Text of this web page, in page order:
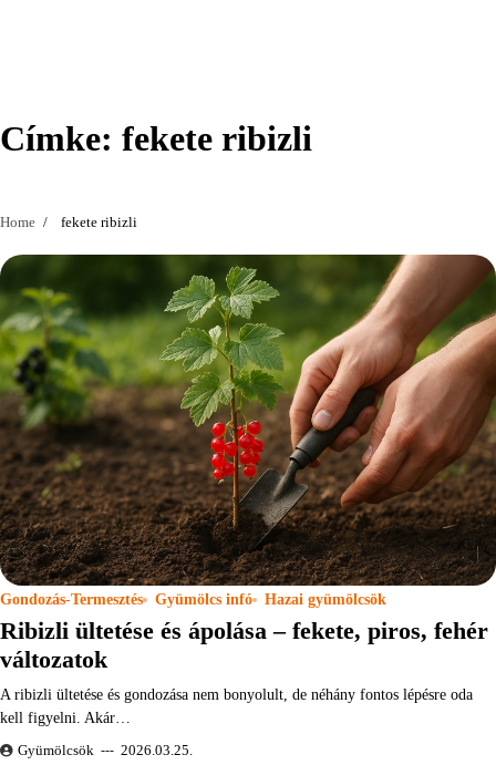
Címke: fekete ribizli
Home fekete ribizli
Gondozás-Termesztés Gyümölcs infó Hazai gyümölcsök
Ribizli ültetése és ápolása – fekete, piros, fehér
változatok
A ribizli ültetése és gondozása nem bonyolult, de néhány fontos lépésre oda
kell figyelni. Akár…
Gyümölcsök 2026.03.25.